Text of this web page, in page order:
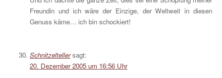
Freundin und ich wäre der Einzige, der Weltweit in diesen
Genuss käme… ich bin schockiert!
Schnitzelteller sagt:
20. Dezember 2005 um 16:56 Uhr